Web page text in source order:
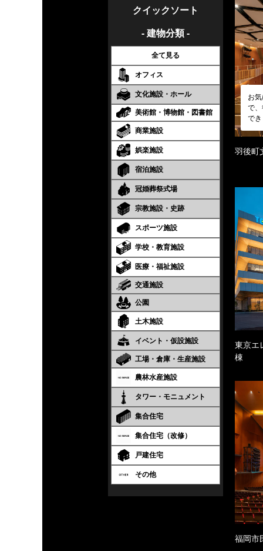
クイックソート
- 建物分類 -
全て見る
オフィス
文化施設・ホール
美術館・博物館・図書館
商業施設
娯楽施設
宿泊施設
冠婚葬祭式場
宗教施設・史跡
スポーツ施設
学校・教育施設
医療・福祉施設
交通施設
公園
土木施設
イベント・仮設施設
工場・倉庫・生産施設
農林水産施設
タワー・モニュメント
集合住宅
集合住宅（改修）
戸建住宅
その他
お
で
で
羽後
東京エ
棟
福岡市